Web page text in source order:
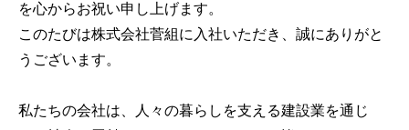
を心からお祝い申し上げます。
このたびは株式会社菅組に入社いただき、誠にありがと
うございます。
私たちの会社は、人々の暮らしを支える建設業を通じ